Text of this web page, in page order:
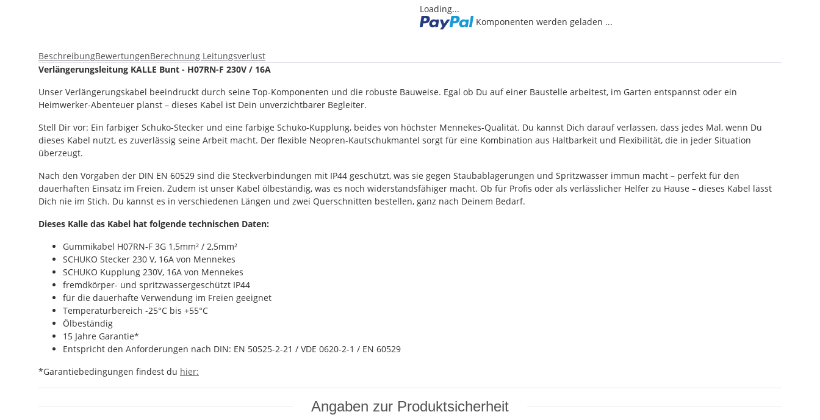
Loading...
Komponenten werden geladen ...
BeschreibungBewertungenBerechnung Leitungsverlust
Verlängerungsleitung KALLE Bunt - H07RN-F 230V / 16A
Unser Verlängerungskabel beeindruckt durch seine Top-Komponenten und die robuste Bauweise. Egal ob Du auf einer Baustelle arbeitest, im Garten entspannst oder ein
Heimwerker-Abenteuer planst – dieses Kabel ist Dein unverzichtbarer Begleiter.
Stell Dir vor: Ein farbiger Schuko-Stecker und eine farbige Schuko-Kupplung, beides von höchster Mennekes-Qualität. Du kannst Dich darauf verlassen, dass jedes Mal, wenn Du
dieses Kabel nutzt, es zuverlässig seine Arbeit macht. Der flexible Neopren-Kautschukmantel sorgt für eine Kombination aus Haltbarkeit und Flexibilität, die in jeder Situation
überzeugt.
Nach den Vorgaben der DIN EN 60529 sind die Steckverbindungen mit IP44 geschützt, was sie gegen Staubablagerungen und Spritzwasser immun macht – perfekt für den
dauerhaften Einsatz im Freien. Zudem ist unser Kabel ölbeständig, was es noch widerstandsfähiger macht. Ob für Profis oder als verlässlicher Helfer zu Hause – dieses Kabel lässt
Dich nie im Stich. Du kannst es in verschiedenen Längen und zwei Querschnitten bestellen, ganz nach Deinem Bedarf.
Dieses Kalle das Kabel hat folgende technischen Daten:
Gummikabel H07RN-F 3G 1,5mm² / 2,5mm²
SCHUKO Stecker 230 V, 16A von Mennekes
SCHUKO Kupplung 230V, 16A von Mennekes
fremdkörper- und spritzwassergeschützt IP44
für die dauerhafte Verwendung im Freien geeignet
Temperaturbereich -25°C bis +55°C
Ölbeständig
15 Jahre Garantie*
Entspricht den Anforderungen nach DIN: EN 50525-2-21 / VDE 0620-2-1 / EN 60529
*Garantiebedingungen findest du hier:
Angaben zur Produktsicherheit